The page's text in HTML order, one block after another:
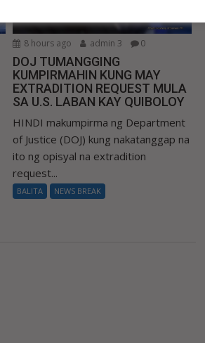
8 hours ago admin 3 0
DOJ TUMANGGING
KUMPIRMAHIN KUNG MAY
EXTRADITION REQUEST MULA
SA U.S. LABAN KAY QUIBOLOY
HINDI makumpirma ng Department
of Justice (DOJ) kung nakatanggap na
ito ng opisyal na extradition
request...
BALITA NEWS BREAK